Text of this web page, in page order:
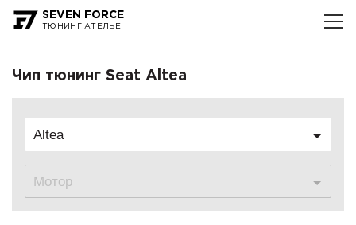
SEVEN FORCE
ТЮНИНГ АТЕЛЬЕ
Чип тюнинг Seat Altea
Altea
Мотор